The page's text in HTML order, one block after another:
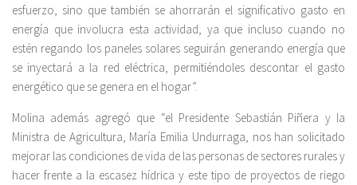
esfuerzo, sino que también se ahorrarán el significativo gasto en
energía que involucra esta actividad, ya que incluso cuando no
estén regando los paneles solares seguirán generando energía que
se inyectará a la red eléctrica, permitiéndoles descontar el gasto
energético que se genera en el hogar”.
Molina además agregó que “el Presidente Sebastián Piñera y la
Ministra de Agricultura, María Emilia Undurraga, nos han solicitado
mejorar las condiciones de vida de las personas de sectores rurales y
hacer frente a la escasez hídrica y este tipo de proyectos de riego